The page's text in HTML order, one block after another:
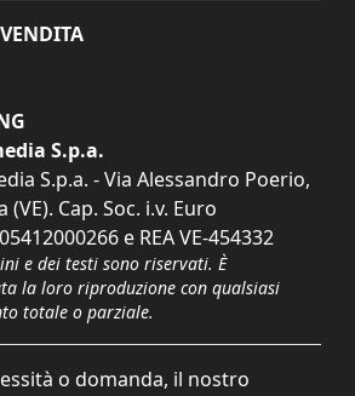
S.p.a.
S.p.a. - Via Alessandro Poerio,
(VE). Cap. Soc. i.v. Euro
e REA VE-454332
e dei testi sono riservati. È
la loro riproduzione con qualsiasi
totale o parziale.
o domanda, il nostro